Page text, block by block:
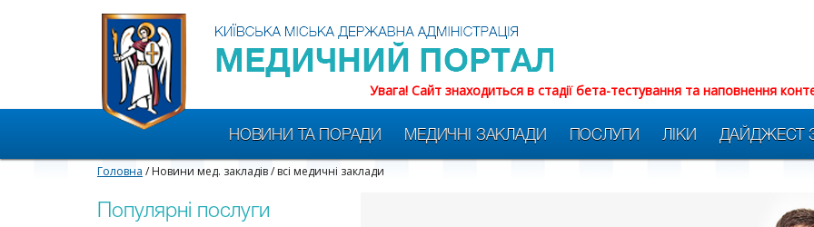
Увага! Сайт знаходиться в стадії бета-тестування та наповнення
НОВИНИ ТА ПОРАДИ МЕДИЧНІ ЗАКЛАДИ ПОСЛУГИ ЛІКИ ДАЙДЖЕСТ
Головна / Новини мед. закладів / всі медичні заклади
Популярні послуги